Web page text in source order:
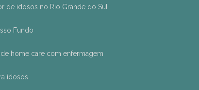
de idosos no Rio Grande do Sul
Fundo
de home care com enfermagem
idosos